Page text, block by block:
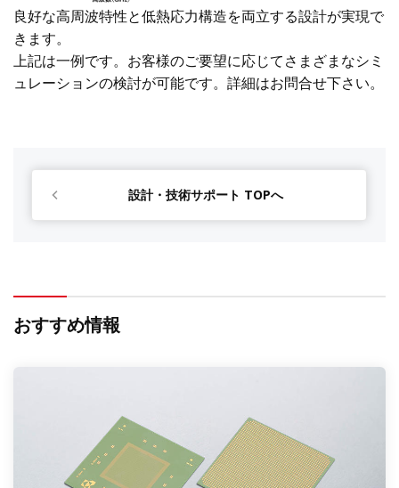
良好な高周波特性と低熱応力構造を両立する設計が実現で
きます。
上記は一例です。お客様のご要望に応じてさまざまなシミ
ュレーションの検討が可能です。詳細はお問合せ下さい。
設計・技術サポート TOPへ
おすすめ情報